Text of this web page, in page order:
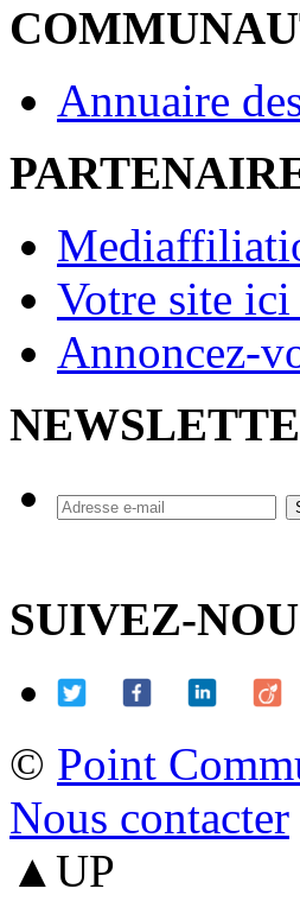
Annuaire
Votre site ici
Annoncez-
SUIVEZ-
© Point
Nous contacter
▲UP